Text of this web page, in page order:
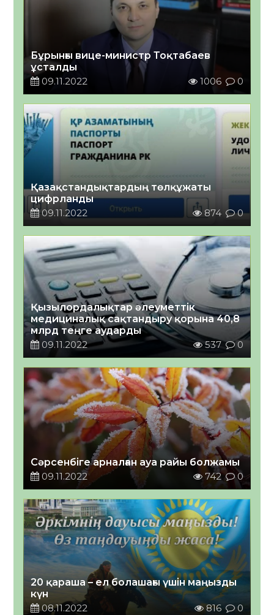
Бұрынғы вице-министр Тоқтабаев
ұсталды
09.11.2022
1006 0
Қазақстандықтардың төлқұжаты
цифрланды
09.11.2022
874 0
Қызылордалықтар әлеуметтік
медициналық сақтандыру қорына 40,8
млрд теңге аударды
09.11.2022
537 0
Сәрсенбіге арналған ауа райы болжамы
09.11.2022
742 0
20 қараша – ел болашағы үшін маңызды
күн
08.11.2022
816 0